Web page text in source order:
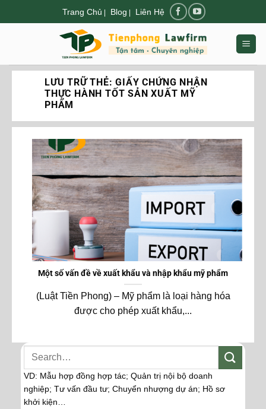
đến
Trang Chủ | Blog | Liên Hệ
LƯU TRỮ THẺ:GIẤY CHỨNG NHẬN
THỰC HÀNH TỐT SẢN XUẤT MỸ
PHẨM
Một số vấn đề về xuất khẩu và nhập khẩu mỹ phẩm
(Luật Tiền Phong) – Mỹ phẩm là loại hàng hóa
được cho phép xuất khẩu,...
VD: Mẫu hợp đồng hợp tác; Quản trị nội bộ doanh
nghiệp; Tư vấn đầu tư; Chuyển nhượng dự án; Hồ sơ
khởi kiện…